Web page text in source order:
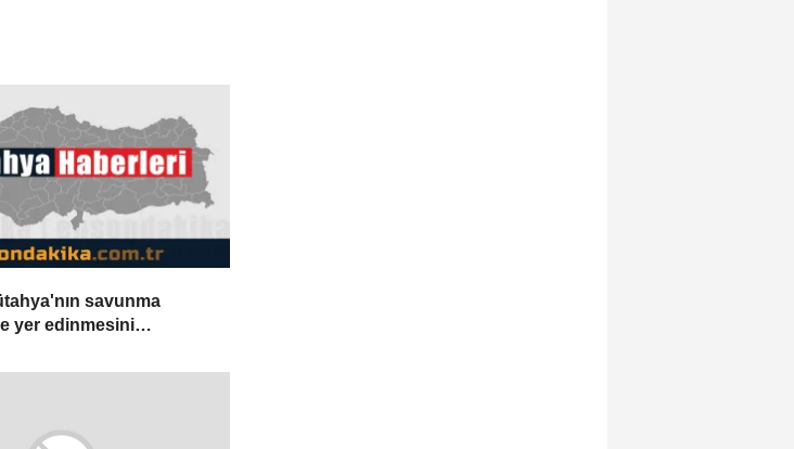
savunma
yer edinmesini